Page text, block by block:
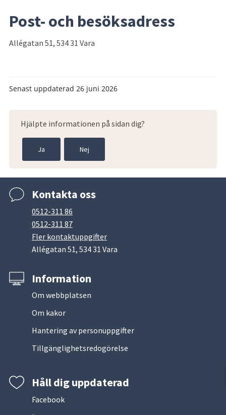
Post- och besöksadress
Allégatan 51, 534 31 Vara
Senast uppdaterad 26 juni 2026
Hjälpte informationen på sidan dig?
Ja Nej
Kontakta oss
0512-311 86
0512-311 87
Fler kontaktuppgifter
Allégatan 51, 534 31 Vara
Information
Om webbplatsen
Om kakor
Hantering av personuppgifter
Tillgänglighetsredogörelse
Håll dig uppdaterad
Facebook